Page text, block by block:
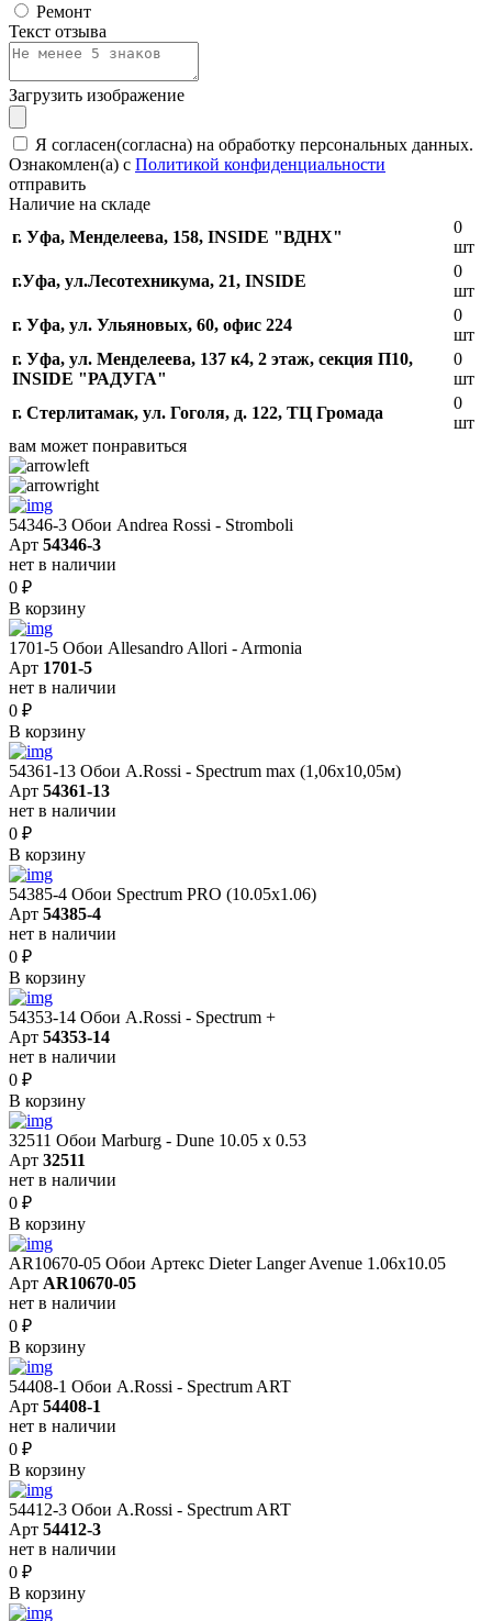
Ремонт
Текст отзыва
Загрузить изображение
Я согласен(согласна) на обработку персональных данных.
Ознакомлен(а) с Политикой конфиденциальности
отправить
Наличие на складе
г. Уфа, Менделеева, 158, INSIDE "ВДНХ"
0
шт
г.Уфа, ​ул.Лесотехникума, 21, INSIDE
0
шт
г. Уфа, ул. Ульяновых, 60, офис 224
0
шт
г. Уфа, ул. Менделеева, 137 к4, ​2 этаж, секция П10,
INSIDE "РАДУГА"
0
шт
г. Стерлитамак, ул. Гоголя, д. 122, ТЦ Громада
0
шт
вам может понравиться
54346-3 Обои Andrea Rossi - Stromboli
Арт 54346-3
нет в наличии
0 ₽
В корзину
1701-5 Обои Allesandro Allori - Armonia
Арт 1701-5
нет в наличии
0 ₽
В корзину
54361-13 Обои A.Rossi - Spectrum max (1,06x10,05м)
Арт 54361-13
нет в наличии
0 ₽
В корзину
54385-4 Обои Spectrum PRO (10.05х1.06)
Арт 54385-4
нет в наличии
0 ₽
В корзину
54353-14 Обои A.Rossi - Spectrum +
Арт 54353-14
нет в наличии
0 ₽
В корзину
32511 Обои Marburg - Dune 10.05 х 0.53
Арт 32511
нет в наличии
0 ₽
В корзину
AR10670-05 Обои Артекс Dieter Langer Avenue 1.06x10.05
Арт AR10670-05
нет в наличии
0 ₽
В корзину
54408-1 Обои A.Rossi - Spectrum ART
Арт 54408-1
нет в наличии
0 ₽
В корзину
54412-3 Обои A.Rossi - Spectrum ART
Арт 54412-3
нет в наличии
0 ₽
В корзину